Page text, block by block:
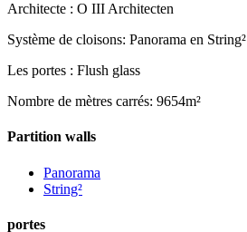
Architecte : O III Architecten
Système de cloisons: Panorama en String²
Les portes : Flush glass
Nombre de mètres carrés: 9654m²
Partition walls
Panorama
String²
portes